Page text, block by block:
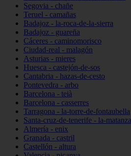
Segovia - chañe
Teruel - camañas
Badajoz - la-roca-de-la-sierra
Badajoz - guareña
Cáceres - caminomorisco
Ciudad-real - malagón
Asturias - mieres
Huesca - castejón-de-sos
Cantabria - hazas-de-cesto
Pontevedra - arbo
Barcelona - teià
Barcelona - casserres
Tarragona - la-torre-de-fontaubella
Santa-cruz-de-tenerife - la-
Almería - enix
Granada - castril
Castellón - altura